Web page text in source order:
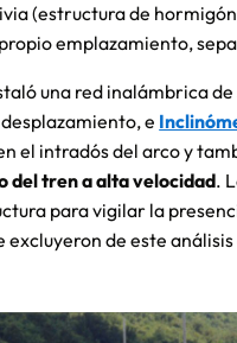
(estructura de
emplazamiento,
una red inalámbrica
e
el intradós del arco y
del tren a alta velocidad.
para vigilar la
de este